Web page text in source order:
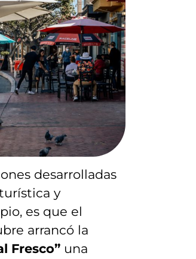
desarrolladas
y
es que el
arrancó la
Fresco” una